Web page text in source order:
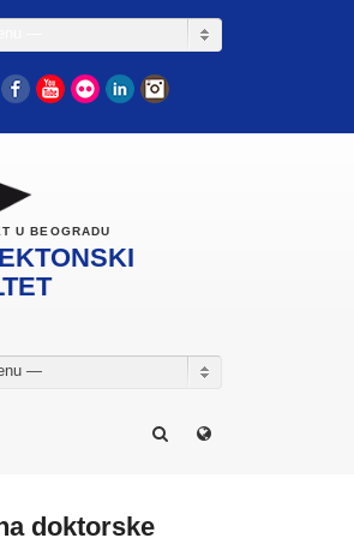
FacebookYouTube
Flickr LinkedIn
U BEOGRADU
—
doktorske